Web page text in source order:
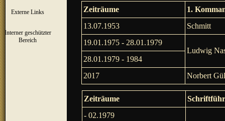
Externe Links
Interner geschützter
Bereich
▼
Zeiträume
1.
13.07.1953
Schmitt
19.01.1975 - 28.01.1979
Ludwig
28.01.1979 - 1984
2017
Norbert
Zeiträume
- 02.1979